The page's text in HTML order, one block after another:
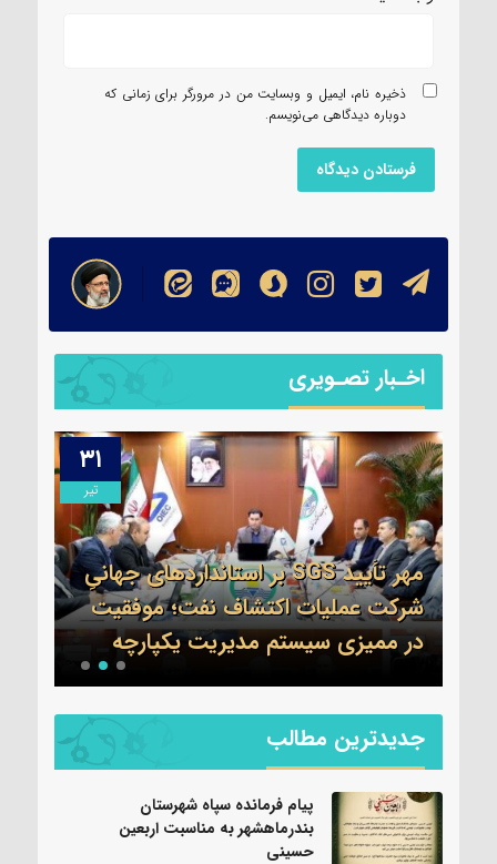
ذخیره نام، ایمیل و وبسایت من در مرورگر برای زمانی که
دوباره دیدگاهی می‌نویسم.
اخـبار تصـویری
۳۱
تیر
مهر تأیید SGS بر استانداردهای جهانیِ
شرکت عملیات اکتشاف نفت؛ موفقیت
در ممیزی سیستم مدیریت یکپارچه
جدیدترین مطالب
پیام فرمانده سپاه شهرستان
بندرماهشهر به مناسبت اربعین
حسینی